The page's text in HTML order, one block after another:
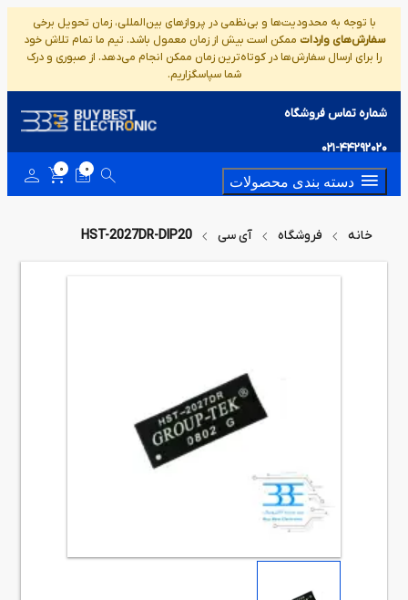
با توجه به محدودیت‌ها و بی‌نظمی در پروازهای بین‌المللی، زمان تحویل برخی
سفارش‌های واردات ممکن است بیش از زمان معمول باشد. تیم ما تمام تلاش خود
را برای ارسال سفارش‌ها در کوتاه‌ترین زمان ممکن انجام می‌دهد. از صبوری و درک
شما سپاسگزاریم.
شماره تماس فروشگاه
021-44292020
دسته بندی محصولات
0
0
خانه فروشگاه آی سی HST-2027DR-DIP20